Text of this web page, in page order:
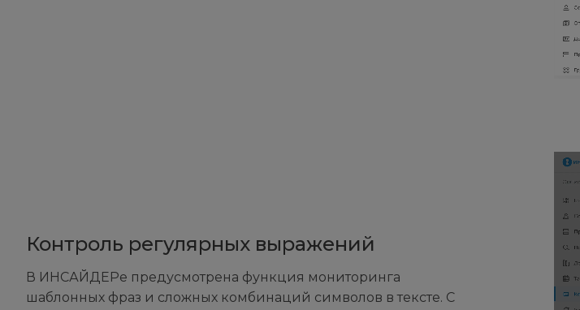
Контроль регулярных выражений
В ИНСАЙДЕРе предусмотрена функция мониторинга
шаблонных фраз и сложных комбинаций символов в тексте. С